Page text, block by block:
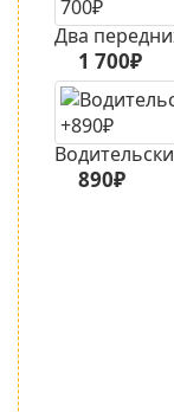
Два
1 700₽
890₽